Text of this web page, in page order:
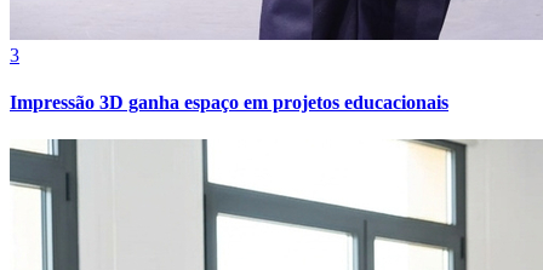
3
Impressão 3D ganha espaço em projetos educacionais